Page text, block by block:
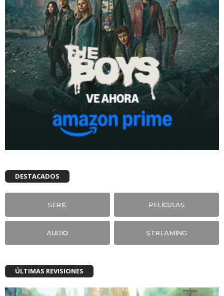
DESTACADOS
SERIE PELÍCULAS
AUDIO STREAMING
ÚLTIMAS REVISIONES